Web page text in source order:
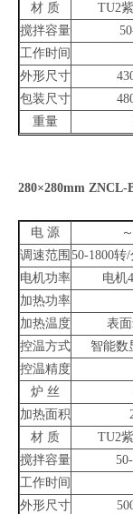
材 质 TU2
搅拌容量
工作时间
外形尺寸
包装尺寸
重量
280×280mm ZNCL-
电 源
调速范围 50-1800转/
电机功率
电机
加热功率
加热温度
表
控温方式
智能数
控温精度
炉 丝
加热面积
材 质 TU2
搅拌容量
工作时间
外形尺寸